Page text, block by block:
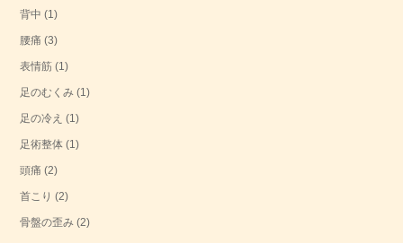
背中 (1)
腰痛 (3)
表情筋 (1)
足のむくみ (1)
足の冷え (1)
足術整体 (1)
頭痛 (2)
首こり (2)
骨盤の歪み (2)